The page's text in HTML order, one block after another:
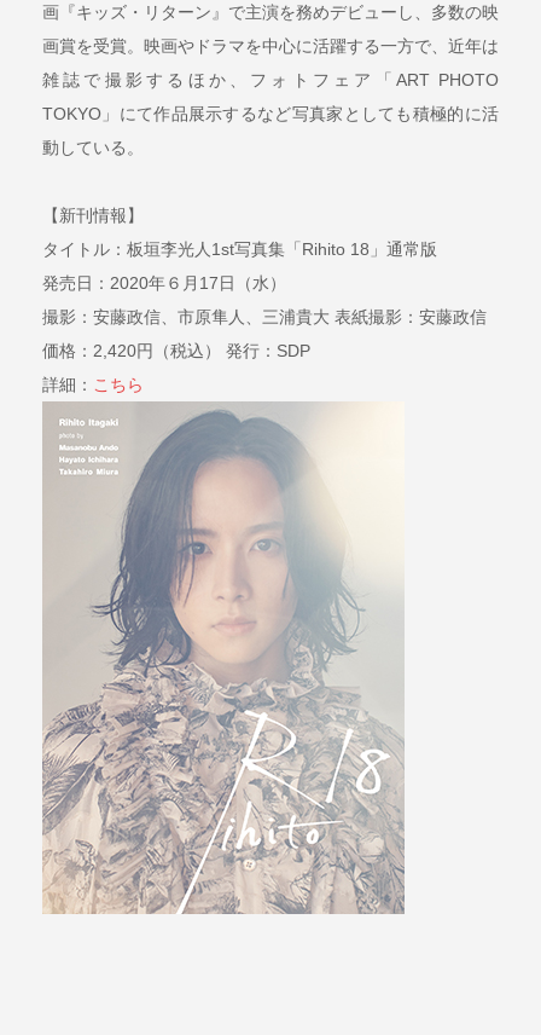
画『キッズ・リターン』で主演を務めデビューし、多数の映
画賞を受賞。映画やドラマを中心に活躍する一方で、近年は
雑誌で撮影するほか、フォトフェア「ART PHOTO
TOKYO」にて作品展示するなど写真家としても積極的に活
動している。
【新刊情報】
タイトル：板垣李光人1st写真集「Rihito 18」通常版
発売日：2020年６月17日（水）
撮影：安藤政信、市原隼人、三浦貴大 表紙撮影：安藤政信
価格：2,420円（税込） 発行：SDP
詳細： こちら